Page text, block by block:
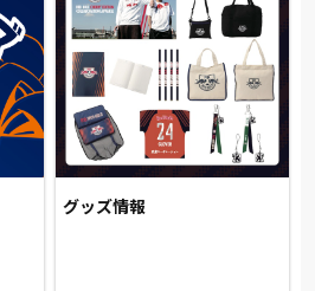
グッズ情報